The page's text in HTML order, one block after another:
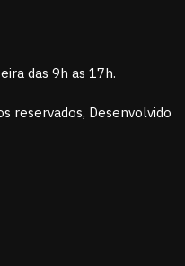
das 9h as 17h.
reservados, Desenvolvido